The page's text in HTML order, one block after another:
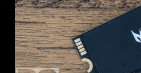
保固政策
Biwin Intelligence
Predator掠夺者存储
新闻中心